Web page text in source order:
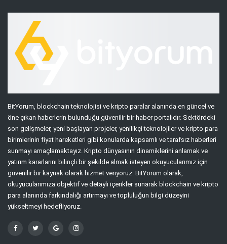
BitYorum, blockchain teknolojisi ve kripto paralar alanında en güncel ve
öne çıkan haberlerin bulunduğu güvenilir bir haber portalıdır. Sektördeki
son gelişmeler, yeni başlayan projeler, yenilikçi teknolojiler ve kripto para
birimlerinin fiyat hareketleri gibi konularda kapsamlı ve tarafsız haberleri
sunmayı amaçlamaktayız. Kripto dünyasının dinamiklerini anlamak ve
yatırım kararlarını bilinçli bir şekilde almak isteyen okuyucularımız için
güvenilir bir kaynak olarak hizmet veriyoruz. BitYorum olarak,
okuyucularımıza objektif ve detaylı içerikler sunarak blockchain ve kripto
para alanında farkındalığı artırmayı ve topluluğun bilgi düzeyini
yükseltmeyi hedefliyoruz.